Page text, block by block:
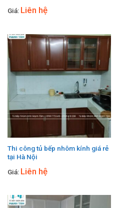
Giá: Liên hệ
Thi công tủ bếp nhôm kính giá rẻ
tại Hà Nội
Giá: Liên hệ